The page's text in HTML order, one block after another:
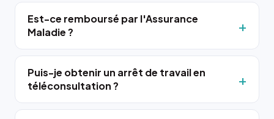
Est-ce remboursé par l'Assurance
Maladie ?
Puis-je obtenir un arrêt de travail en
téléconsultation ?